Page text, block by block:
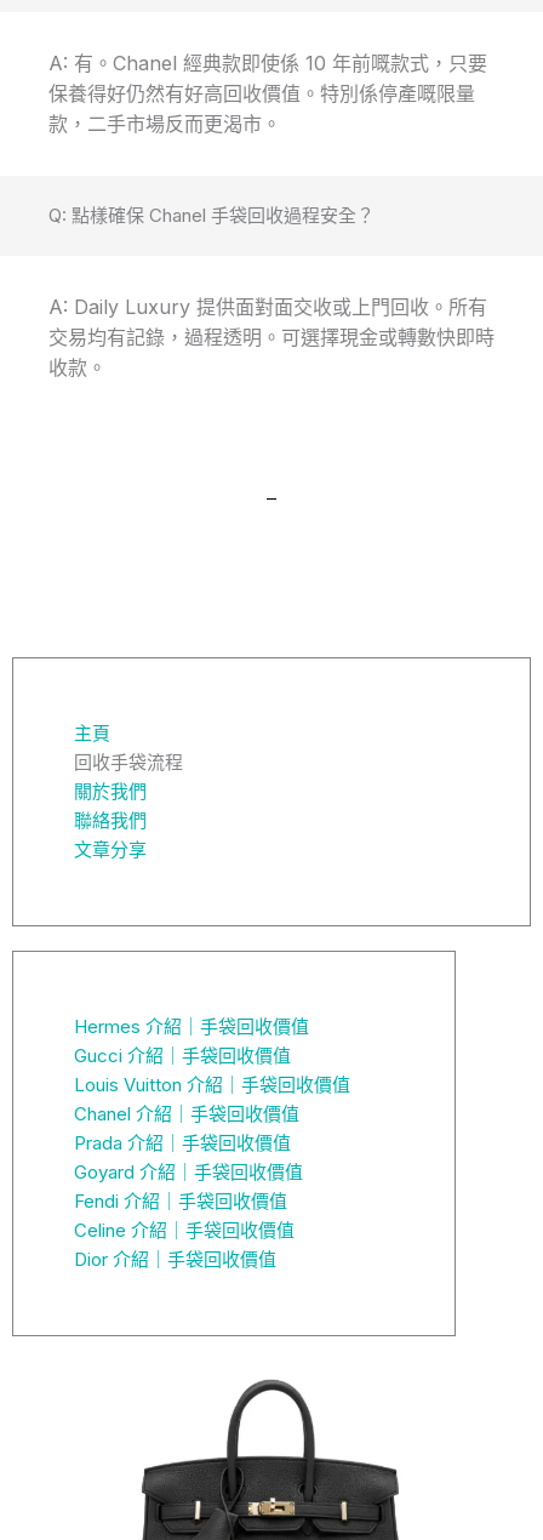
A: 有。Chanel 經典款即使係 10 年前嘅款式，只要
保養得好仍然有好高回收價值。特別係停產嘅限量
款，二手市場反而更渴市。
Q: 點樣確保 Chanel 手袋回收過程安全？
A: Daily Luxury 提供面對面交收或上門回收。所有
交易均有記錄，過程透明。可選擇現金或轉數快即時
收款。
主頁
回收手袋流程
關於我們
聯絡我們
文章分享
Hermes 介紹｜手袋回收價值
Gucci 介紹｜手袋回收價值
Louis Vuitton 介紹｜手袋回收價值
Chanel 介紹｜手袋回收價值
Prada 介紹｜手袋回收價值
Goyard 介紹｜手袋回收價值
Fendi 介紹｜手袋回收價值
Celine 介紹｜手袋回收價值
Dior 介紹｜手袋回收價值